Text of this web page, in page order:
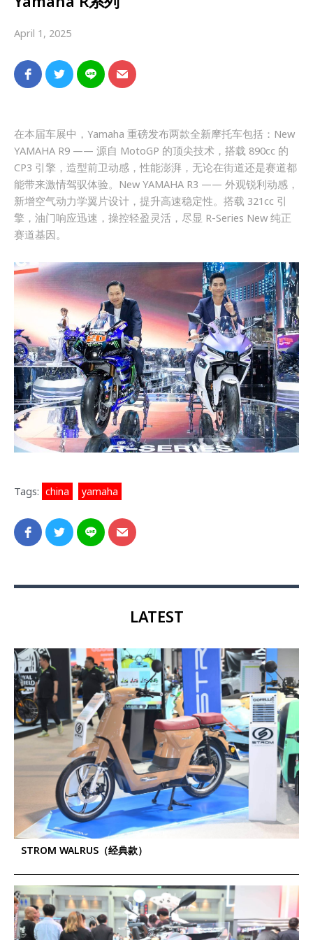
April 1, 2025
在本届车展中，Yamaha 重磅发布两款全新摩托车包括：New
YAMAHA R9 —— 源自 MotoGP 的顶尖技术，搭载 890cc 的
CP3 引擎，造型前卫动感，性能澎湃，无论在街道还是赛道都
能带来激情驾驭体验。New YAMAHA R3 —— 外观锐利动感，
新增空气动力学翼片设计，提升高速稳定性。搭载 321cc 引
擎，油门响应迅速，操控轻盈灵活，尽显 R-Series New 纯正
赛道基因。
Tags: china yamaha
LATEST
STROM WALRUS（经典款）